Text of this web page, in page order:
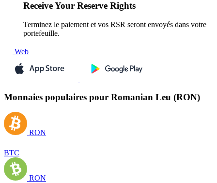
ReceiveYour Reserve Rights
Terminez le paiement et vos RSR seront envoyés dans votre
portefeuille.
Web
Monnaies populaires pour Romanian Leu (RON)
RON
BTC
RON